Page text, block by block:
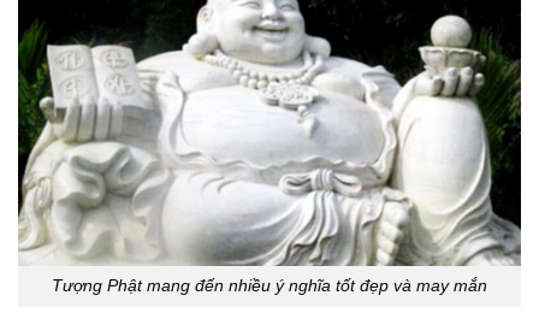
Tượng Phật mang đến nhiều ý nghĩa tốt đẹp và may mắn